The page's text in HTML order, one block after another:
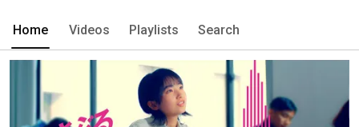
Home Videos Playlists Search